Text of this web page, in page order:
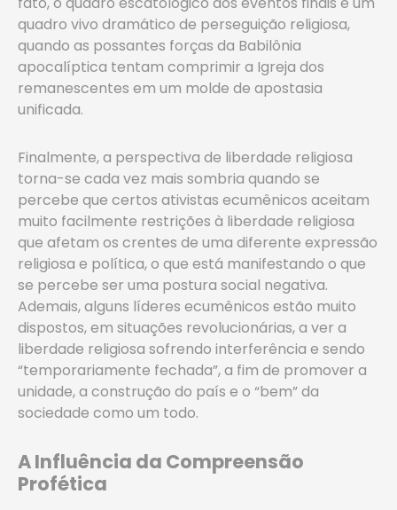
quadro vivo dramático de perseguição religiosa,
quando as possantes forças da Babilônia
apocalíptica tentam comprimir a Igreja dos
remanescentes em um molde de apostasia
unificada.
Finalmente, a perspectiva de liberdade religiosa
torna-se cada vez mais sombria quando se
percebe que certos ativistas ecumênicos aceitam
muito facilmente restrições à liberdade religiosa
que afetam os crentes de uma diferente expressão
religiosa e política, o que está manifestando o que
se percebe ser uma postura social negativa.
Ademais, alguns líderes ecumênicos estão muito
dispostos, em situações revolucionárias, a ver a
liberdade religiosa sofrendo interferência e sendo
“temporariamente fechada”, a fim de promover a
unidade, a construção do país e o “bem” da
sociedade como um todo.
A Influência da Compreensão
Profética